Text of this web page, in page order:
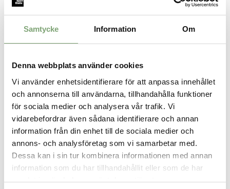
Samtycke Information Om
Denna webbplats använder cookies
Vi använder enhetsidentifierare för att anpassa innehållet
och annonserna till användarna, tillhandahålla funktioner
för sociala medier och analysera vår trafik. Vi
vidarebefordrar även sådana identifierare och annan
information från din enhet till de sociala medier och
annons- och analysföretag som vi samarbetar med.
Dessa kan i sin tur kombinera informationen med annan
information som du har tillhandahållit eller som de har
samlat in när du har använt deras tjänster.
Finns i lager för omgående leverans
Produktbeskrivning:
Flip-flops med flätad ovandel i bomullsblandning.
SPARA SOM FAVORIT
Artikelnummer: